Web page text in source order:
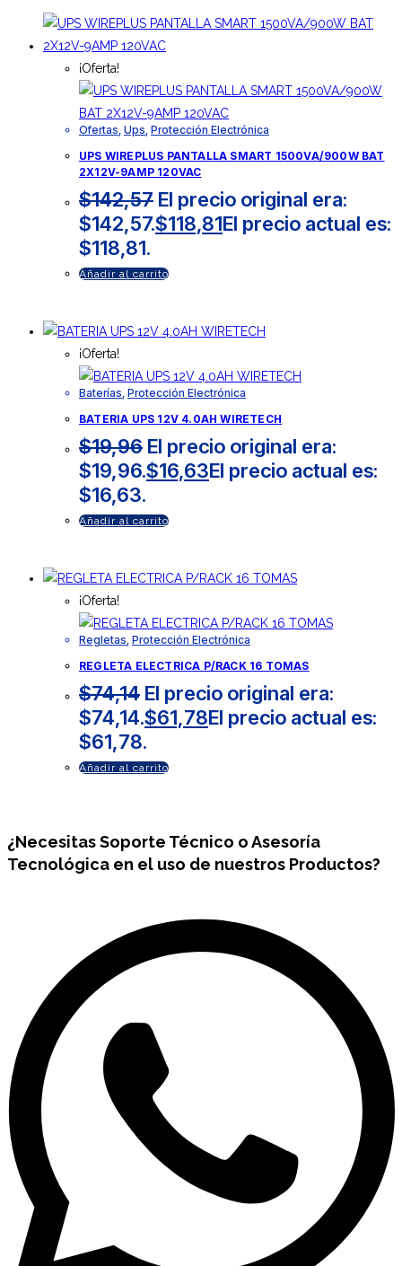
¡Oferta!
Ofertas Ups Protección Electrónica
UPS WIREPLUS PANTALLA SMART 1500VA/900W BAT
2X12V-9AMP 120VAC
$142,57 El precio original era:
$142,57.$118,81El precio actual es:
$118,81.
Añadir al carrito
¡Oferta!
Baterías Protección Electrónica
BATERIA UPS 12V 4.0AH WIRETECH
$19,96 El precio original era:
$19,96.$16,63El precio actual es:
$16,63.
Añadir al carrito
¡Oferta!
Regletas Protección Electrónica
REGLETA ELECTRICA P/RACK 16 TOMAS
$74,14 El precio original era:
$74,14.$61,78El precio actual es:
$61,78.
Añadir al carrito
¿NecesitasSoporte Técnico o Asesoría
Tecnológica en el uso de nuestros Productos?